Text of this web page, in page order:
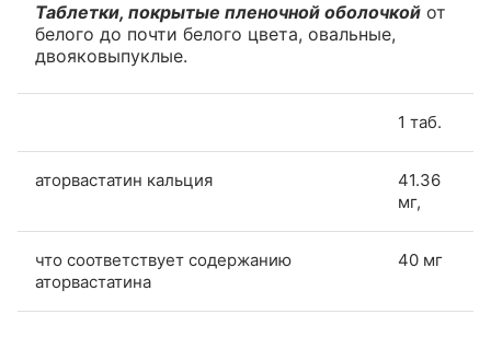
Таблетки, покрытые пленочной оболочкой от
белого до почти белого цвета, овальные,
двояковыпуклые.
1 таб.
аторвастатин кальция
41.36
мг,
что соответствует содержанию
аторвастатина
40 мг